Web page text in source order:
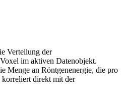
Verteilung der
im aktiven Datenobjekt.
Menge an Röntgenenergie, die pro
korreliert direkt mit der